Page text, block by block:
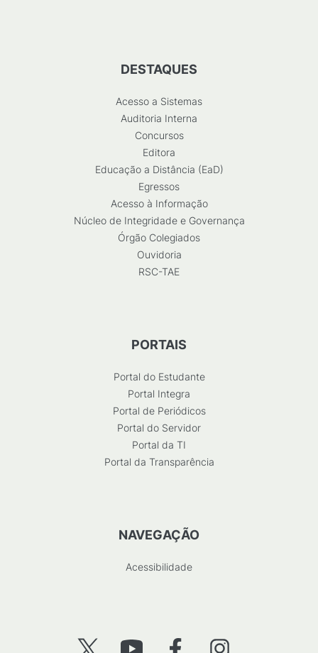
DESTAQUES
Acesso a Sistemas
Auditoria Interna
Concursos
Editora
Educação a Distância (EaD)
Egressos
Acesso à Informação
Núcleo de Integridade e Governança
Órgão Colegiados
Ouvidoria
RSC-TAE
PORTAIS
Portal do Estudante
Portal Integra
Portal de Periódicos
Portal do Servidor
Portal da TI
Portal da Transparência
NAVEGAÇÃO
Acessibilidade